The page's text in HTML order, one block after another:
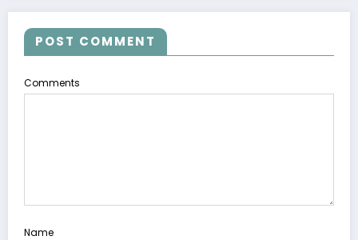
POST COMMENT
Comments
Name